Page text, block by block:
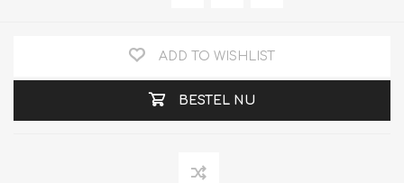
ADD TO WISHLIST
BESTEL NU